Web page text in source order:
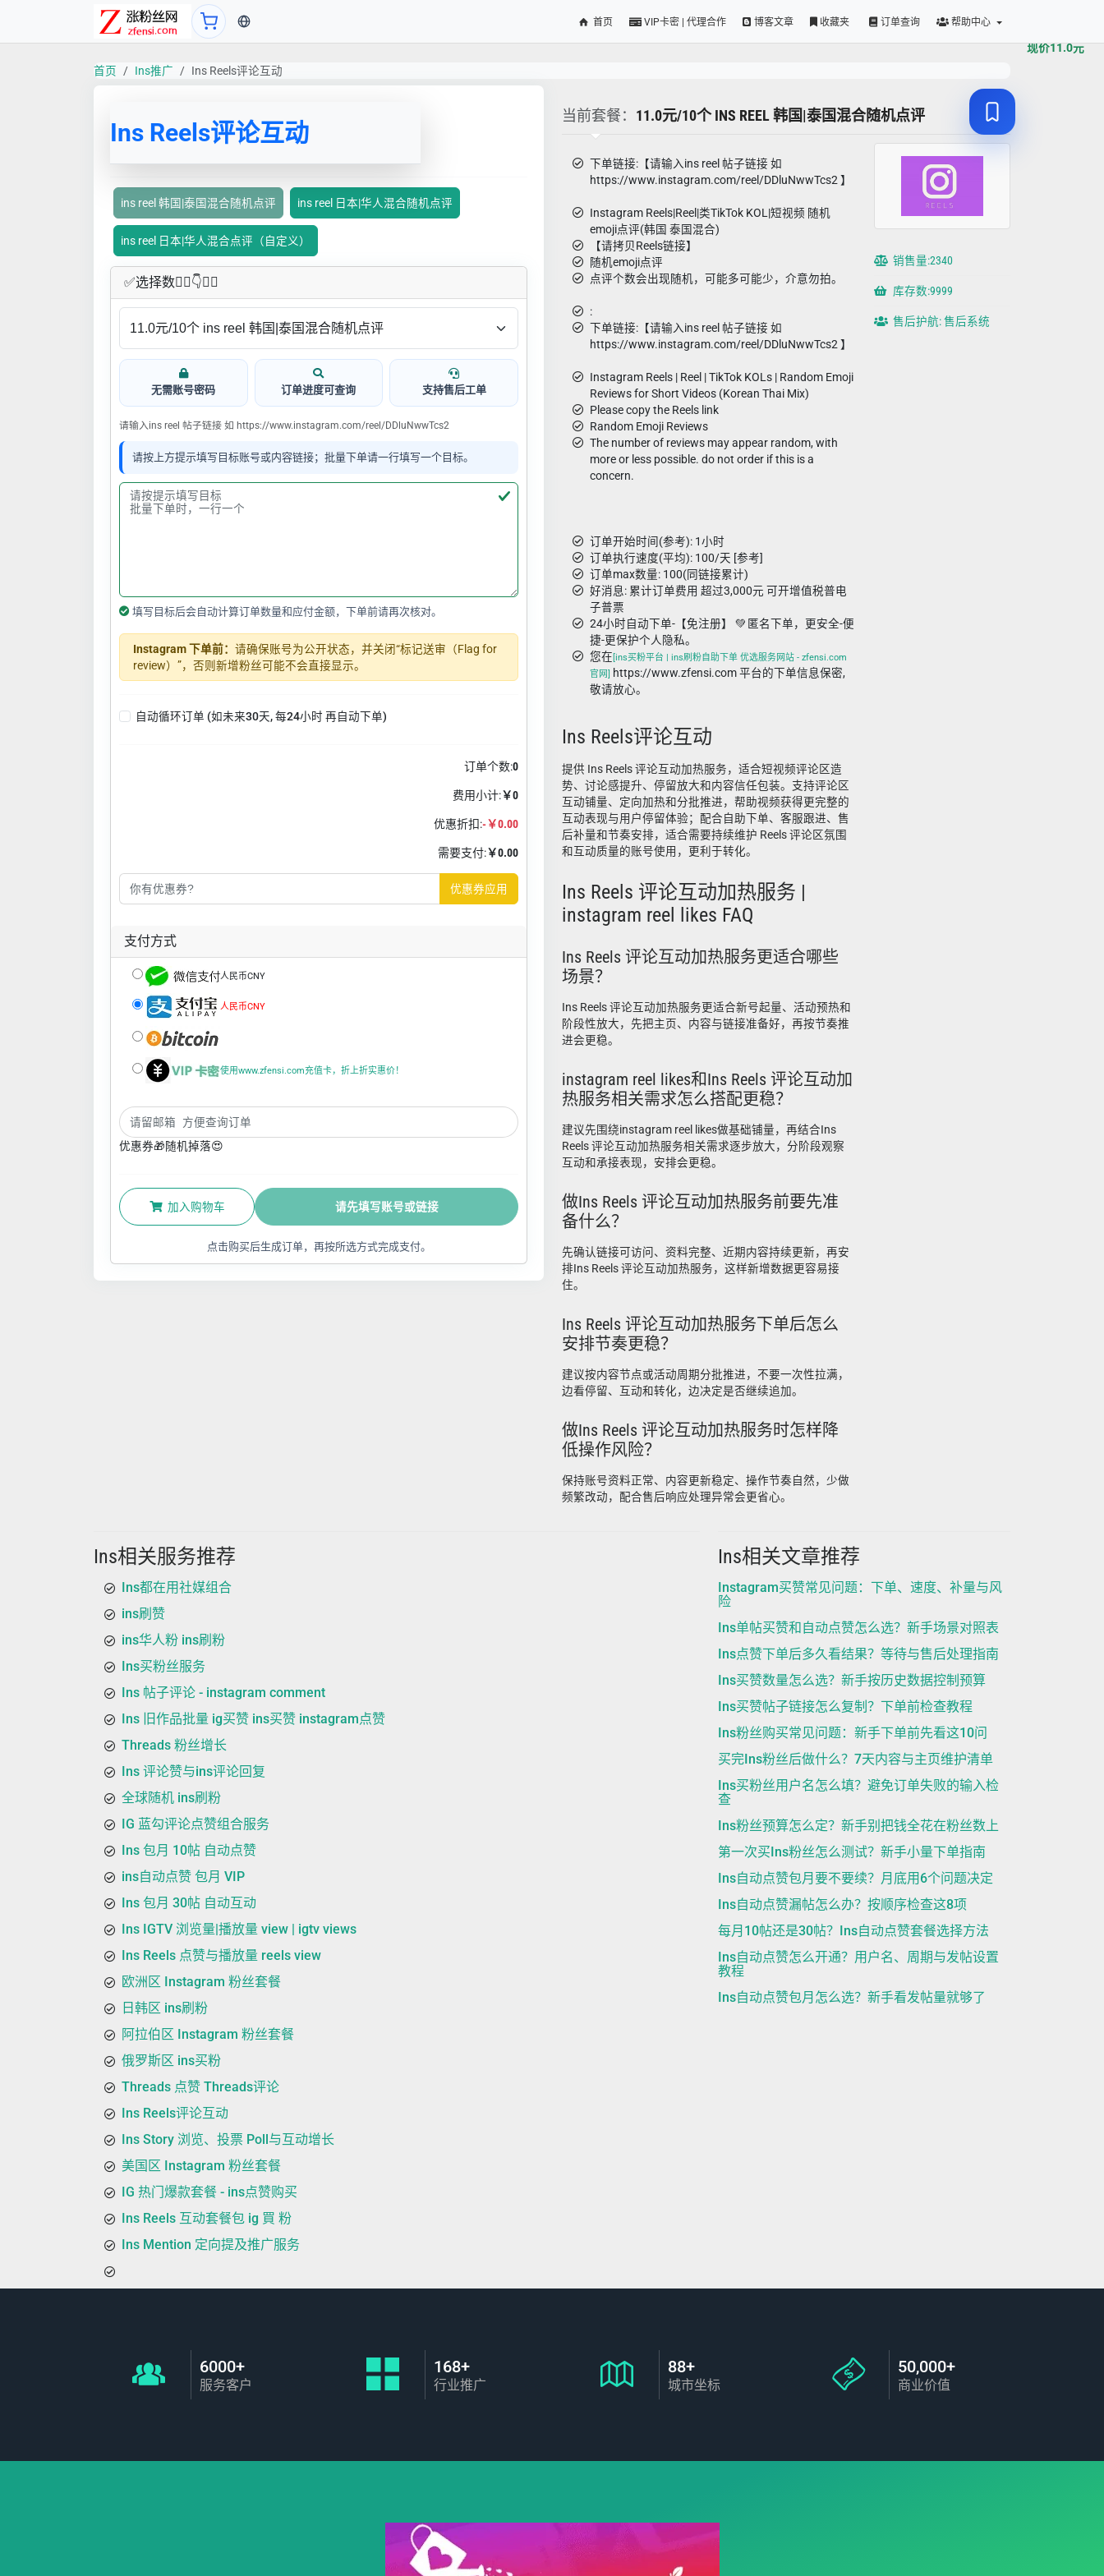
当前语言：中文 首页 VIP卡密 | 代理合作 博客文章 收藏夹 订单查询 帮助中心
首页 Ins推广 Ins Reels评论互动
Ins Reels评论互动
ins reel 韩国|泰国混合随机点评 ins reel 日本|华人混合随机点评
ins reel 日本|华人混合点评（自定义）
✅​选择数👇🏻​​👇👇🏻​​
无需账号密码 订单进度可查询 支持售后工单
请输入ins reel 帖子链接 如 https://www.instagram.com/reel/DDluNwwTcs2
请按上方提示填写目标账号或内容链接；批量下单请一行填写一个目标。
填写目标后会自动计算订单数量和应付金额，下单前请再次核对。
Instagram 下单前： 请确保账号为公开状态，并关闭“标记送审（Flag for
review）”，否则新增粉丝可能不会直接显示。
自动循环订单 (如未来30天, 每24小时 再自动下单)
订单个数:0
费用小计:￥0
优惠折扣:-￥0.00
需要支付:￥0.00
优惠券应用
支付方式
人民币CNY
人民币CNY
使用www.zfensi.com充值卡，折上折实惠价！
优惠券🎁随机掉落😍
加入购物车 请先填写账号或链接
点击购买后生成订单，再按所选方式完成支付。
现价11.0元
当前套餐： 11.0元/10个 INS REEL 韩国|泰国混合随机点评
下单链接:【请输入ins reel 帖子链接 如
https://www.instagram.com/reel/DDluNwwTcs2 】
Instagram Reels|Reel|类TikTok KOL|短视频 随机
emoji点评(韩国 泰国混合)
【请拷贝Reels链接】
随机emoji点评
点评个数会出现随机，可能多可能少，介意勿拍。
:
下单链接:【请输入ins reel 帖子链接 如
https://www.instagram.com/reel/DDluNwwTcs2 】
Instagram Reels | Reel | TikTok KOLs | Random Emoji
Reviews for Short Videos (Korean Thai Mix)
Please copy the Reels link
Random Emoji Reviews
The number of reviews may appear random, with
more or less possible. do not order if this is a
concern.
订单开始时间(参考): 1小时
订单执行速度(平均): 100/天 [参考]
订单max数量: 100(同链接累计)
好消息: 累计订单费用 超过3,000元 可开增值税普电
子普票
24小时自动下单-【免注册】 💚 匿名下单，更安全-便
捷-更保护个人隐私。
您在[ins买粉平台 | ins刷粉自助下单 优选服务网站 - zfensi.com
官网] https://www.zfensi.com 平台的下单信息保密,
敬请放心。
Ins Reels评论互动
提供 Ins Reels 评论互动加热服务，适合短视频评论区造
势、讨论感提升、停留放大和内容信任包装。支持评论区
互动铺量、定向加热和分批推进，帮助视频获得更完整的
互动表现与用户停留体验；配合自助下单、客服跟进、售
后补量和节奏安排，适合需要持续维护 Reels 评论区氛围
和互动质量的账号使用，更利于转化。
Ins Reels 评论互动加热服务 |
instagram reel likes FAQ
Ins Reels 评论互动加热服务更适合哪些
场景？
Ins Reels 评论互动加热服务更适合新号起量、活动预热和
阶段性放大，先把主页、内容与链接准备好，再按节奏推
进会更稳。
instagram reel likes和Ins Reels 评论互动加
热服务相关需求怎么搭配更稳？
建议先围绕instagram reel likes做基础铺量，再结合Ins
Reels 评论互动加热服务相关需求逐步放大，分阶段观察
互动和承接表现，安排会更稳。
做Ins Reels 评论互动加热服务前要先准
备什么？
先确认链接可访问、资料完整、近期内容持续更新，再安
排Ins Reels 评论互动加热服务，这样新增数据更容易接
住。
Ins Reels 评论互动加热服务下单后怎么
安排节奏更稳？
建议按内容节点或活动周期分批推进，不要一次性拉满，
边看停留、互动和转化，边决定是否继续追加。
做Ins Reels 评论互动加热服务时怎样降
低操作风险？
保持账号资料正常、内容更新稳定、操作节奏自然，少做
频繁改动，配合售后响应处理异常会更省心。
销售量:2340
库存数:9999
售后护航: 售后系统
Ins相关服务推荐
Ins都在用社媒组合
ins刷赞
ins华人粉 ins刷粉
Ins买粉丝服务
Ins 帖子评论 - instagram comment
Ins 旧作品批量 ig买赞 ins买赞 instagram点赞
Threads 粉丝增长
Ins 评论赞与ins评论回复
全球随机 ins刷粉
IG 蓝勾评论点赞组合服务
Ins 包月 10帖 自动点赞
ins自动点赞 包月 VIP
Ins 包月 30帖 自动互动
Ins IGTV 浏览量|播放量 view | igtv views
Ins Reels 点赞与播放量 reels view
欧洲区 Instagram 粉丝套餐
日韩区 ins刷粉
阿拉伯区 Instagram 粉丝套餐
俄罗斯区 ins买粉
Threads 点赞 Threads评论
Ins Reels评论互动
Ins Story 浏览、投票 Poll与互动增长
美国区 Instagram 粉丝套餐
IG 热门爆款套餐 - ins点赞购买
Ins Reels 互动套餐包 ig 買 粉
Ins Mention 定向提及推广服务
Ins相关文章推荐
Instagram买赞常见问题：下单、速度、补量与风
险
Ins单帖买赞和自动点赞怎么选？新手场景对照表
Ins点赞下单后多久看结果？等待与售后处理指南
Ins买赞数量怎么选？新手按历史数据控制预算
Ins买赞帖子链接怎么复制？下单前检查教程
Ins粉丝购买常见问题：新手下单前先看这10问
买完Ins粉丝后做什么？7天内容与主页维护清单
Ins买粉丝用户名怎么填？避免订单失败的输入检
查
Ins粉丝预算怎么定？新手别把钱全花在粉丝数上
第一次买Ins粉丝怎么测试？新手小量下单指南
Ins自动点赞包月要不要续？月底用6个问题决定
Ins自动点赞漏帖怎么办？按顺序检查这8项
每月10帖还是30帖？Ins自动点赞套餐选择方法
Ins自动点赞怎么开通？用户名、周期与发帖设置
教程
Ins自动点赞包月怎么选？新手看发帖量就够了
6000+
服务客户
168+
行业推广
88+
城市坐标
50,000+
商业价值